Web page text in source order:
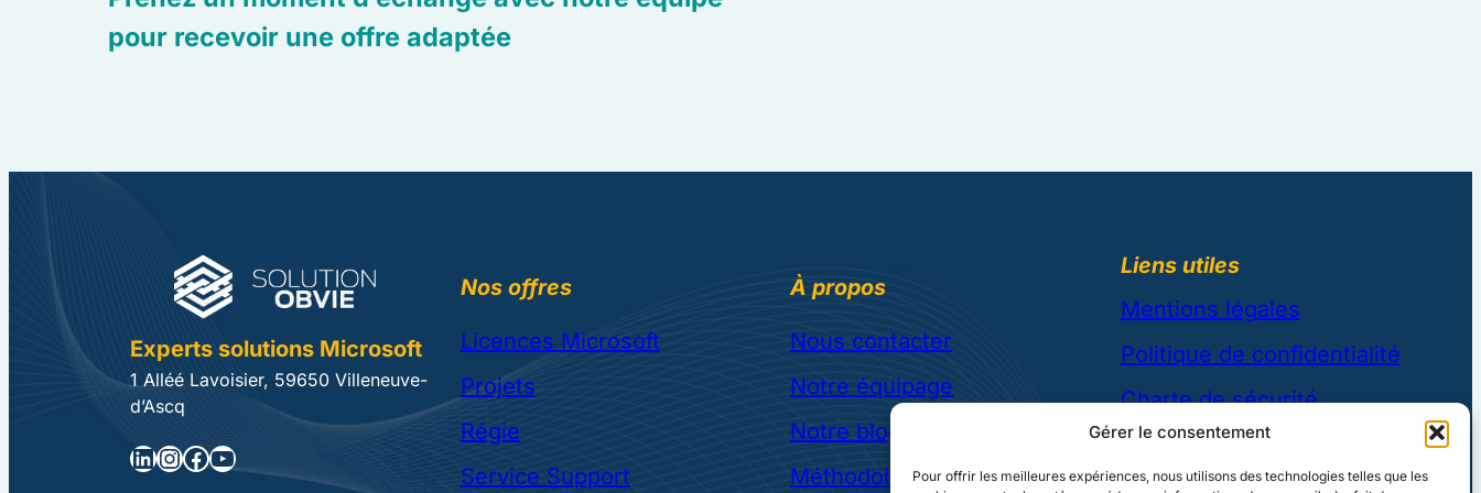
Gérer le consentement
Pour offrir les meilleures expériences, nous utilisons des technologies telles que les
pour recevoir une offre adaptée
Experts solutions Microsoft
1 Alléé Lavoisier, 59650 Villeneuve-
d’Ascq
LinkedIn InstagramFacebook YouTube
Nos offres
Licences Microsoft
Projets
Régie
Service Support
À propos
Nous contacter
Notre équipage
Notre blog
Méthodologie et réalisations
Liens utiles
Mentions légales
Politique de confidentialité
Charte de sécurité
CGU